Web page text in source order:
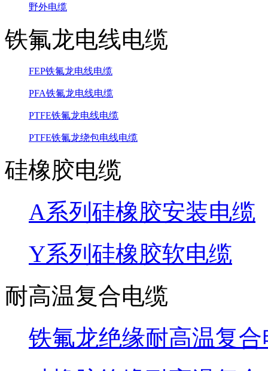
野外电缆
铁氟龙电线电缆
FEP铁氟龙电线电缆
PFA铁氟龙电线电缆
PTFE铁氟龙电线电缆
PTFE铁氟龙绕包电线电缆
硅橡胶电缆
A系列硅橡胶安装电缆
Y系列硅橡胶软电缆
耐高温复合电缆
铁氟龙绝缘耐高温复合